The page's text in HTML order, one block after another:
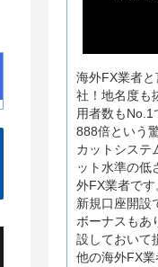
海外FX業者
社！地名度も
用者数もNo.1
888倍という
カットシステ
ット水準の低
外FX業者です
新規口座開設
ボーナスもあ
設しておいて
他の海外FX